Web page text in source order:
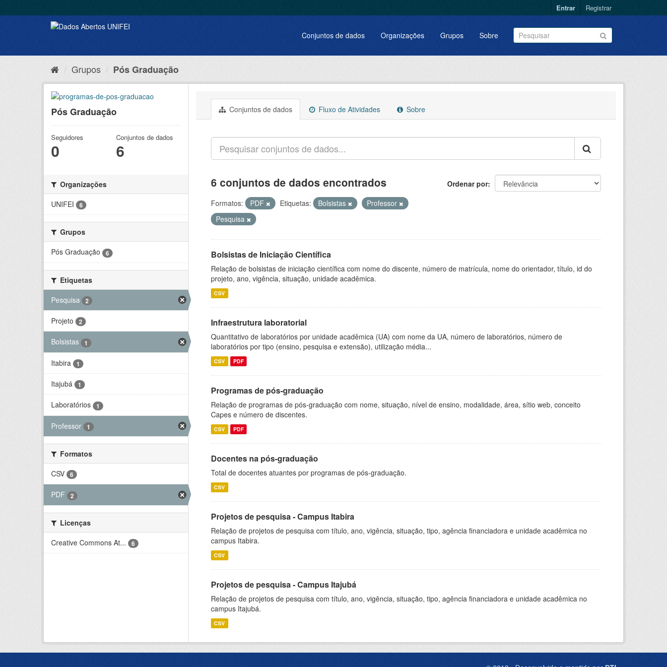
Entrar Registrar
Conjuntos de dados Organizações Grupos Sobre
Grupos Pós Graduação
Pós Graduação
Seguidores
0
Conjuntos de dados
6
Organizações
UNIFEI
6
Grupos
Pós Graduação
6
Etiquetas
Pesquisa
2
Projeto 2
Bolsistas 1
Itabira 1
Itajubá 1
Laboratórios 1
Professor 1
Formatos
CSV
6
PDF 2
Licenças
Creative Commons At...
6
Conjuntos de dados Fluxo de Atividades Sobre
Ordenar por
6 conjuntos de dados encontrados
Formatos: PDF Etiquetas: Bolsistas
Professor
Pesquisa
Bolsistas de Iniciação Científica
Relação de bolsistas de iniciação científica com nome do discente, número de matrícula, nome do orientador, título, id do
projeto, ano, vigência, situação, unidade acadêmica.
CSV
Infraestrutura laboratorial
Quantitativo de laboratórios por unidade acadêmica (UA) com nome da UA, número de laboratórios, número de
laboratórios por tipo (ensino, pesquisa e extensão), utilização média...
CSV PDF
Programas de pós-graduação
Relação de programas de pós-graduação com nome, situação, nível de ensino, modalidade, área, sítio web, conceito
Capes e número de discentes.
CSV PDF
Docentes na pós-graduação
Total de docentes atuantes por programas de pós-graduação.
CSV
Projetos de pesquisa - Campus Itabira
Relação de projetos de pesquisa com título, ano, vigência, situação, tipo, agência financiadora e unidade acadêmica no
campus Itabira.
CSV
Projetos de pesquisa - Campus Itajubá
Relação de projetos de pesquisa com título, ano, vigência, situação, tipo, agência financiadora e unidade acadêmica no
campus Itajubá.
CSV